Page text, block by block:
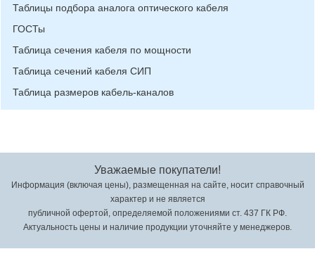
Таблицы подбора аналога оптического кабеля
ГОСТы
Таблица сечения кабеля по мощности
Таблица сечений кабеля СИП
Таблица размеров кабель-каналов
Уважаемые покупатели!
Информация (включая цены), размещенная на сайте, носит справочный
характер и не является
публичной офертой, определяемой положениями ст. 437 ГК РФ.
Актуальность цены и наличие продукции уточняйте у менеджеров.